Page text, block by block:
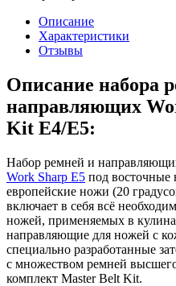
Описание
Характеристики
Отзывы
Описание набора
направляющих
Kit E4/E5:
Набор ремней и
Work Sharp E5 под восточные
европейские ножи (20
включает в себя всё
ножей, применяемых в
направляющие для ножей с
специально разработанные
с множеством ремней
комплект Master Belt Kit.